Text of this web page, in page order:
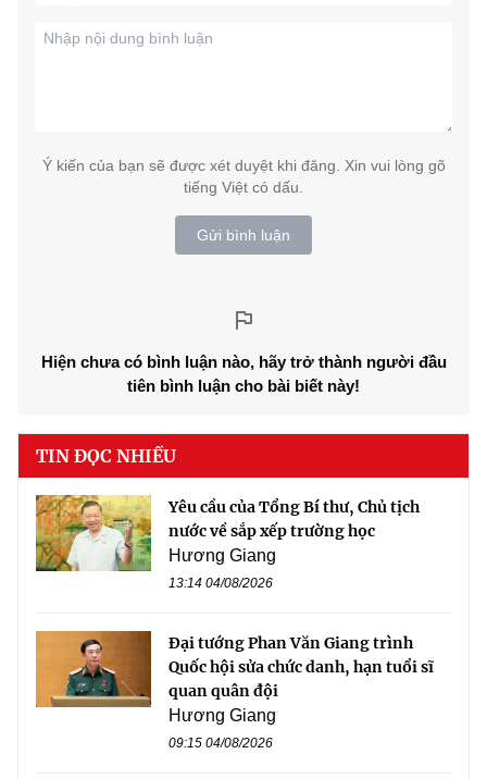
Ý kiến của bạn sẽ được xét duyệt khi đăng. Xin vui lòng gõ
tiếng Việt có dấu.
Gửi bình luận
Hiện chưa có bình luận nào, hãy trở thành người đầu
tiên bình luận cho bài biết này!
TIN ĐỌC NHIỀU
Yêu cầu của Tổng Bí thư, Chủ tịch
nước về sắp xếp trường học
Hương Giang
13:14 04/08/2026
Đại tướng Phan Văn Giang trình
Quốc hội sửa chức danh, hạn tuổi sĩ
quan quân đội
Hương Giang
09:15 04/08/2026